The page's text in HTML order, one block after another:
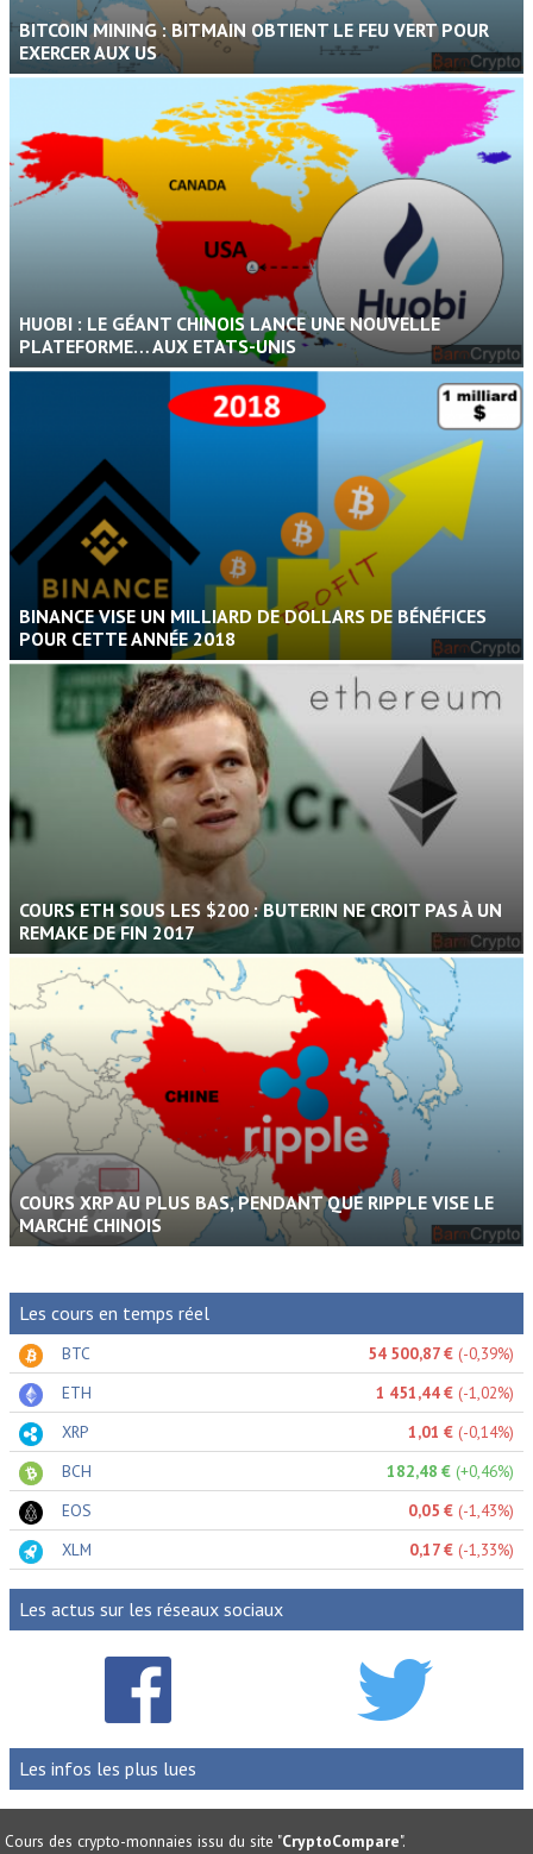
BITCOIN MINING : BITMAIN OBTIENT LE FEU VERT POUR
EXERCER AUX US
HUOBI : LE GÉANT CHINOIS LANCE UNE NOUVELLE
PLATEFORME… AUX ETATS-UNIS
BINANCE VISE UN MILLIARD DE DOLLARS DE BÉNÉFICES
POUR CETTE ANNÉE 2018
COURS ETH SOUS LES $200 : BUTERIN NE CROIT PAS À UN
REMAKE DE FIN 2017
COURS XRP AU PLUS BAS, PENDANT QUE RIPPLE VISE LE
MARCHÉ CHINOIS
Les cours en temps réel
54 500,87 € (-0,39%)
BTC
1 451,44 € (-1,02%)
ETH
1,01 € (-0,14%)
XRP
182,48 € (+0,46%)
BCH
0,05 € (-1,43%)
EOS
0,17 € (-1,33%)
XLM
Les actus sur les réseaux sociaux
Les infos les plus lues
Cours des crypto-monnaies issu du site "CryptoCompare".